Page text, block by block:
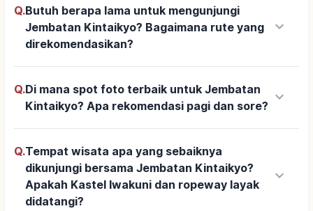
Q.Butuh berapa lama untuk mengunjungi
Jembatan Kintaikyo? Bagaimana rute yang
direkomendasikan?
keyboard_arrow_down
Q.Di mana spot foto terbaik untuk Jembatan
Kintaikyo? Apa rekomendasi pagi dan sore? keyboard_arrow_down
Q.Tempat wisata apa yang sebaiknya
dikunjungi bersama Jembatan Kintaikyo?
Apakah Kastel Iwakuni dan ropeway layak
didatangi?
keyboard_arrow_down